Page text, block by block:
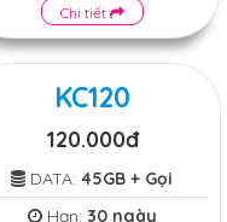
Chi tiết
KC120
120.000đ
DATA: 45GB + Gọi
Hạn: 30 ngày